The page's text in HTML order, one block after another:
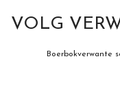
VOLG
Boerbokverwante